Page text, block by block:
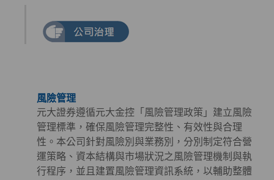
風險管理
元大證券遵循元大金控「風險管理政策」建立風險
管理標準，確保風險管理完整性、有效性與合理
性。本公司針對風險別與業務別，分別制定符合營
運策略、資本結構與市場狀況之風險管理機制與執
行程序，並且建置風險管理資訊系統，以輔助整體